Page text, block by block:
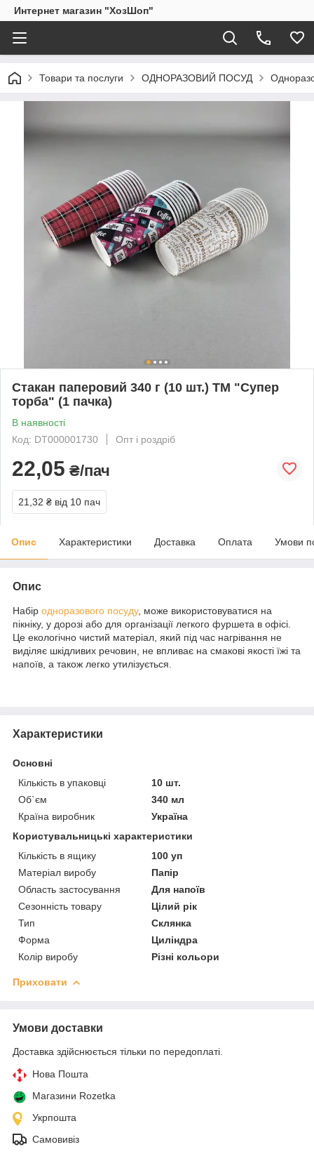
Интернет магазин "ХозШоп"
Товари та послуги ОДНОРАЗОВИЙ ПОСУД
Стакан паперовий 340 г (10 шт.) ТМ "Супер
торба" (1 пачка)
В наявності
Код: DT000001730
Опт і роздріб
22,05 ₴/пач
21,32 ₴ від 10 пач
Опис Характеристики Доставка Оплата Умови
Опис
Набір одноразового посуду, може використовуватися на
пікніку, у дорозі або для організації легкого фуршета в офісі.
Це екологічно чистий матеріал, який під час нагрівання не
виділяє шкідливих речовин, не впливає на смакові якості їжі та
напоїв, а також легко утилізується.
Характеристики
Основні
Кількість в упаковці
10 шт.
Об`єм
340 мл
Країна виробник
Україна
Користувальницькі характеристики
Кількість в ящику
100 уп
Матеріал виробу
Папір
Область застосування
Для напоїв
Сезонність товару
Цілий рік
Тип
Склянка
Форма
Циліндра
Колір виробу
Різні кольори
Приховати
Умови доставки
Доставка здійснюється тільки по передоплаті.
Нова Пошта
Магазини Rozetka
Укрпошта
Самовивіз